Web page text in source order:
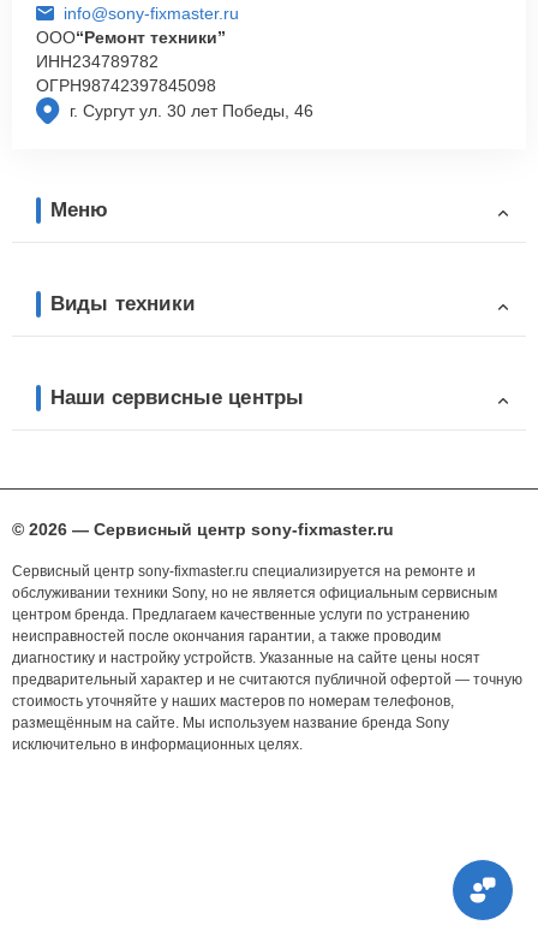
г. Сургут ул. 30 лет Победы, 46
info@sony-fixmaster.ru
ООО“Ремонт техники”
ИНН234789782
ОГРН98742397845098
Меню
Виды техники
Наши сервисные центры
© 2026 — Сервисный центр sony-fixmaster.ru
Сервисный центр sony-fixmaster.ru специализируется на ремонте и
обслуживании техники Sony, но не является официальным сервисным
центром бренда. Предлагаем качественные услуги по устранению
неисправностей после окончания гарантии, а также проводим
диагностику и настройку устройств. Указанные на сайте цены носят
предварительный характер и не считаются публичной офертой — точную
стоимость уточняйте у наших мастеров по номерам телефонов,
размещённым на сайте. Мы используем название бренда Sony
исключительно в информационных целях.